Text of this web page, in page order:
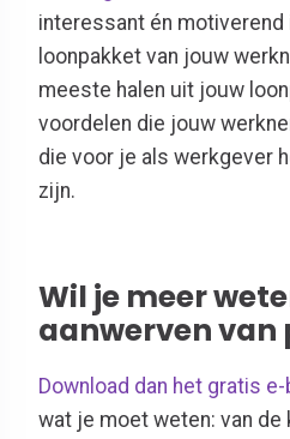
interessant én motiverend
loonpakket van jouw
meeste halen uit jouw
voordelen die jouw
die voor je als werkgever
zijn.
Wil je meer
aanwerven van
Download dan het gratis
wat je moet weten: van de